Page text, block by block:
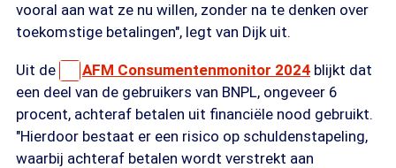
vooral aan wat ze nu willen, zonder na te denken over
toekomstige betalingen", legt van Dijk uit.
Uit de AFM Consumentenmonitor 2024 blijkt dat
een deel van de gebruikers van BNPL, ongeveer 6
procent, achteraf betalen uit financiële nood gebruikt.
"Hierdoor bestaat er een risico op schuldenstapeling,
waarbij achteraf betalen wordt verstrekt aan